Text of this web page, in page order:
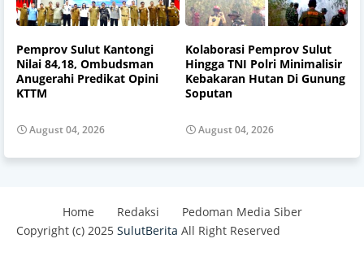
Pemprov Sulut Kantongi
Nilai 84,18, Ombudsman
Anugerahi Predikat Opini
KTTM
August 04, 2026
Kolaborasi Pemprov Sulut
Hingga TNI Polri Minimalisir
Kebakaran Hutan Di Gunung
Soputan
August 04, 2026
Home Redaksi
Pedoman Media Siber
Copyright (c) 2025 SulutBerita All Right Reserved